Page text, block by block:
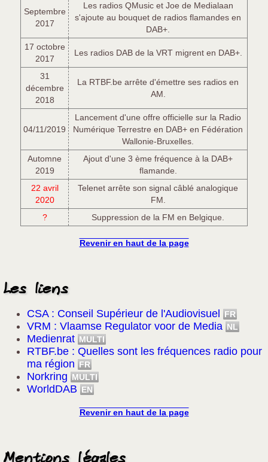
Septembre
2017
Les radios QMusic et Joe de Medialaan
s'ajoute au bouquet de radios flamandes en
DAB+.
17 octobre
2017
Les radios DAB de la VRT migrent en DAB+.
31
décembre
2018
La RTBF.be arrête d'émettre ses radios en
AM.
04/11/2019
Lancement d'une offre officielle sur la Radio
Numérique Terrestre en DAB+ en Fédération
Wallonie-Bruxelles.
Automne
2019
Ajout d'une 3 ème fréquence à la DAB+
flamande.
22 avril
2020
Telenet arrête son signal câblé analogique
FM.
?
Suppression de la FM en Belgique.
Revenir en haut de la page
Les liens
CSA : Conseil Supérieur de l'Audiovisuel
VRM : Vlaamse Regulator voor de Media
Medienrat
RTBF.be : Quelles sont les fréquences radio pour
ma région
Norkring
WorldDAB
Revenir en haut de la page
Mentions légales